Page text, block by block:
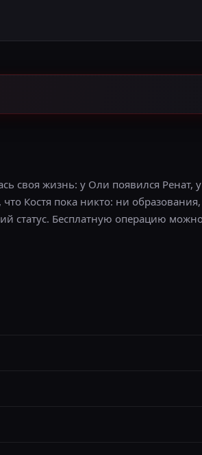
своя жизнь: у Оли появился
Костя пока никто: ни
статус. Бесплатную операцию